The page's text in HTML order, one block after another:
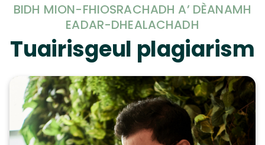
BIDH MION-FHIOSRACHADH A’ DÈANAMH
EADAR-DHEALACHADH
Tuairisgeul plagiarism